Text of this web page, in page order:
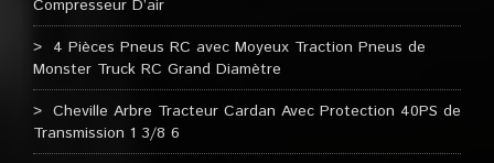
Compresseur D’air
4 Pièces Pneus RC avec Moyeux Traction Pneus de
Monster Truck RC Grand Diamètre
Cheville Arbre Tracteur Cardan Avec Protection 40PS de
Transmission 1 3/8 6